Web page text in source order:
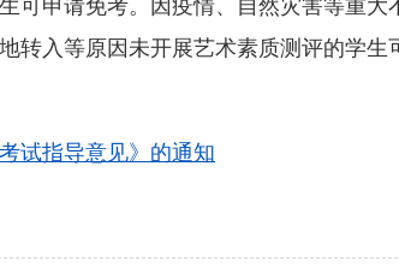
申请免考。因疫情、自然灾害等重大
转入等原因未开展艺术素质测评的学生
试指导意见》的通知